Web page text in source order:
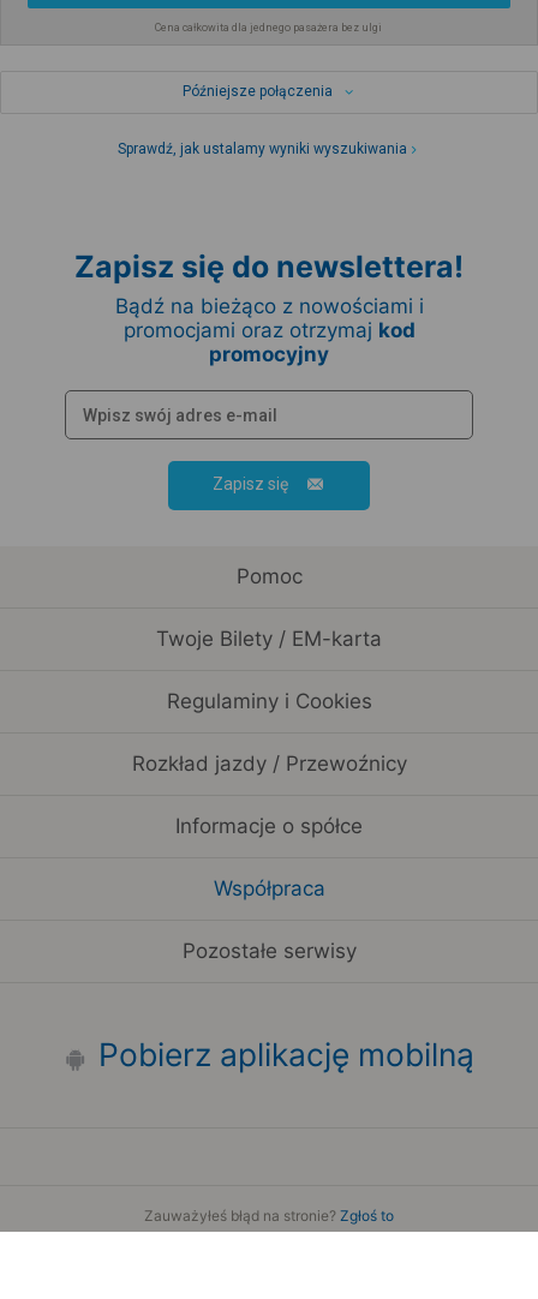
Cena całkowita dla jednego pasażera bez ulgi
Późniejsze połączenia
Sprawdź, jak ustalamy wyniki wyszukiwania
Zapisz się do newslettera!
Bądź na bieżąco z nowościami i
promocjami oraz otrzymaj kod
promocyjny
Zapisz się
Pomoc
Twoje Bilety / EM-karta
Regulaminy i Cookies
Rozkład jazdy / Przewoźnicy
Informacje o spółce
Współpraca
Pozostałe serwisy
Pobierz aplikację mobilną
Zauważyłeś błąd na stronie? Zgłoś to